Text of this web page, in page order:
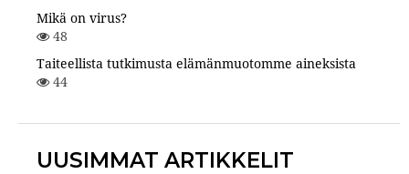
Mikä on virus?
48
Taiteellista tutkimusta elämänmuotomme aineksista
44
UUSIMMAT ARTIKKELIT